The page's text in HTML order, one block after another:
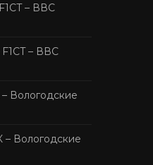
– ВВС
– ВВС
Вологодские
– Вологодские